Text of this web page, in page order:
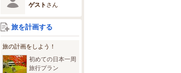
ゲスト さん
旅を計画する
旅の計画をしよう！
初めての日本一周
旅行プラン